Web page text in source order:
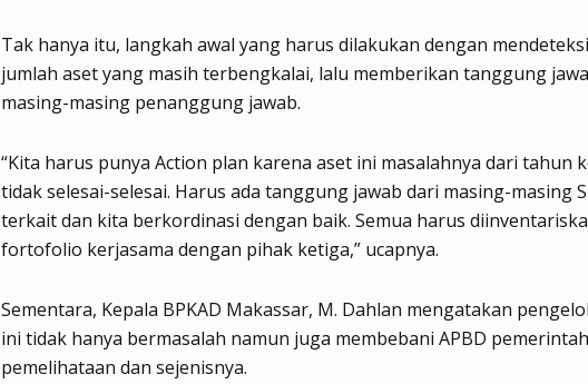
Tak hanya itu, langkah awal yang harus dilakukan dengan
jumlah aset yang masih terbengkalai, lalu memberikan tanggung
masing-masing penanggung jawab.
“Kita harus punya Action plan karena aset ini masalahnya dari tahun
tidak selesai-selesai. Harus ada tanggung jawab dari masing-masing
terkait dan kita berkordinasi dengan baik. Semua harus
fortofolio kerjasama dengan pihak ketiga,” ucapnya.
Sementara, Kepala BPKAD Makassar, M. Dahlan mengatakan
ini tidak hanya bermasalah namun juga membebani APBD
pemelihataan dan sejenisnya.